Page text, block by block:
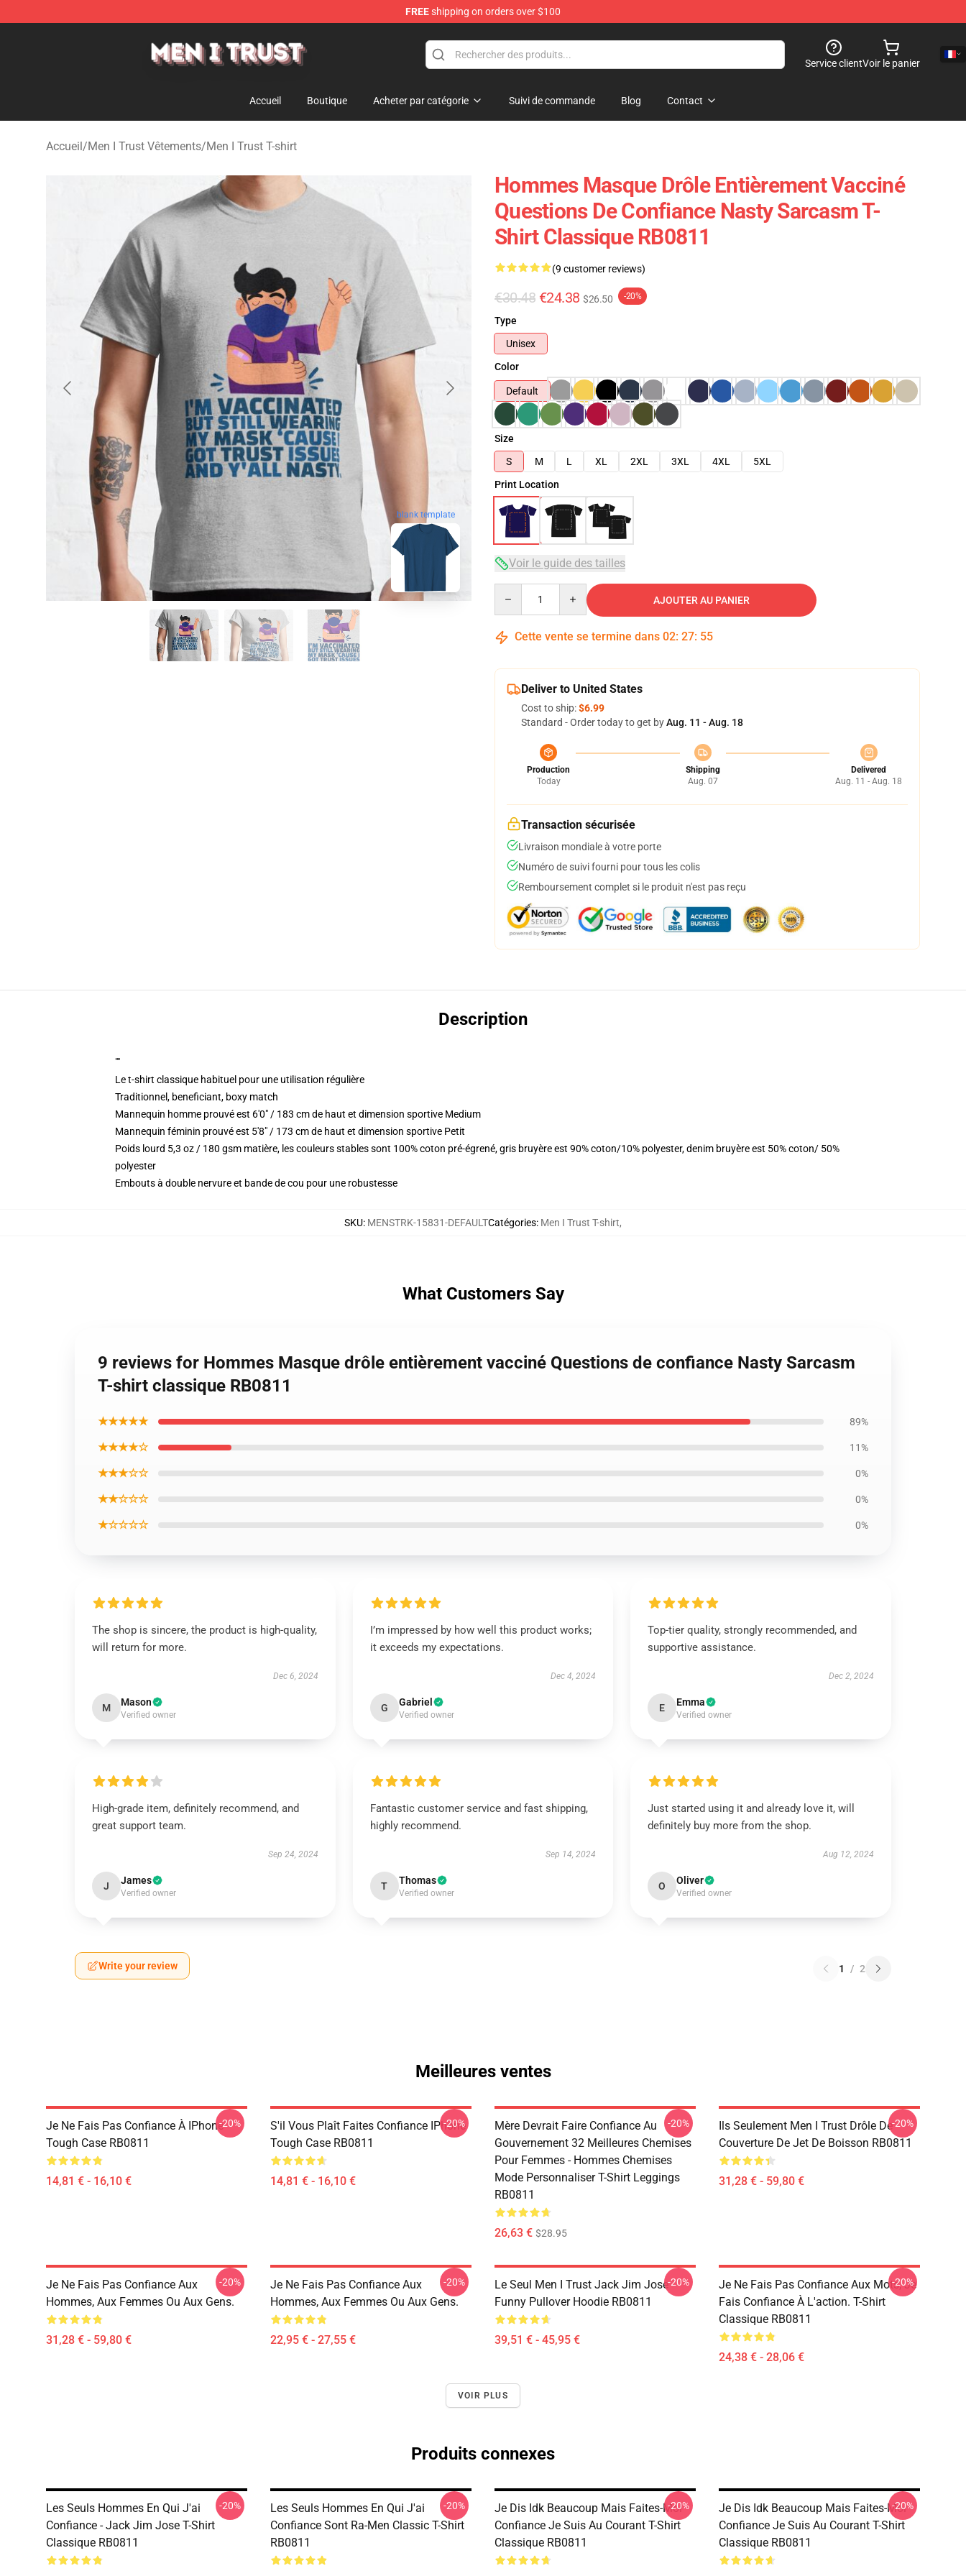
FREEshipping on orders over $100
Service clientVoir le panier
Accueil Boutique Acheter par catégorie Suivi de commande Blog Contact
Accueil/Men I Trust Vêtements/Men I Trust T-shirt
blank template
Hommes Masque Drôle Entièrement Vacciné
Questions De Confiance Nasty Sarcasm T-
Shirt Classique RB0811
(9 customer reviews)
€30.48 €24.38 $26.50 -20%
Type
Unisex
Color
Default
Size
S
M L XL 2XL 3XL 4XL
5XL
Print Location
Voir le guide des tailles
AJOUTER AU PANIER
Cette vente se termine dans 02: 27: 54
Deliver to United States
Cost to ship:$6.99
Standard - Order today to get byAug. 11 - Aug. 18
Production
Today
Shipping
Aug. 07
Delivered
Aug. 11 - Aug. 18
Transaction sécurisée
Livraison mondiale à votre porte
Numéro de suivi fourni pour tous les colis
Remboursement complet si le produit n'est pas reçu
Description
""
Le t-shirt classique habituel pour une utilisation régulière
Traditionnel, beneficiant, boxy match
Mannequin homme prouvé est 6'0" / 183 cm de haut et dimension sportive Medium
Mannequin féminin prouvé est 5'8" / 173 cm de haut et dimension sportive Petit
Poids lourd 5,3 oz / 180 gsm matière, les couleurs stables sont 100% coton pré-égrené, gris bruyère est 90% coton/10% polyester, denim bruyère est 50% coton/ 50%
polyester
Embouts à double nervure et bande de cou pour une robustesse
SKU: MENSTRK-15831-DEFAULTCatégories: Men I Trust T-shirt,
What Customers Say
9 reviews for Hommes Masque drôle entièrement vacciné Questions de confiance Nasty Sarcasm
T-shirt classique RB0811
★★★★★ 89%
★★★★☆ 11%
★★★☆☆ 0%
★★☆☆☆ 0%
★☆☆☆☆ 0%
The shop is sincere, the product is high-quality,
will return for more.
Dec 6, 2024
M Mason
Verified owner
I’m impressed by how well this product works;
it exceeds my expectations.
Dec 4, 2024
G Gabriel
Verified owner
Top-tier quality, strongly recommended, and
supportive assistance.
Dec 2, 2024
E Emma
Verified owner
High-grade item, definitely recommend, and
great support team.
Sep 24, 2024
J James
Verified owner
Fantastic customer service and fast shipping,
highly recommend.
Sep 14, 2024
T Thomas
Verified owner
Just started using it and already love it, will
definitely buy more from the shop.
Aug 12, 2024
O Oliver
Verified owner
Write your review 1 / 2
Meilleures ventes
Je Ne Fais Pas Confiance À IPhone
Tough Case RB0811
14,81 € - 16,10 €
-20%
S'il Vous Plaît Faites Confiance IPhone
Tough Case RB0811
14,81 € - 16,10 €
-20%
Mère Devrait Faire Confiance Au
Gouvernement 32 Meilleures Chemises
Pour Femmes - Hommes Chemises
Mode Personnaliser T-Shirt Leggings
RB0811
26,63 € $28.95
-20%
Ils Seulement Men I Trust Drôle De
Couverture De Jet De Boisson RB0811
31,28 € - 59,80 €
-20%
Je Ne Fais Pas Confiance Aux
Hommes, Aux Femmes Ou Aux Gens.
31,28 € - 59,80 €
-20%
Je Ne Fais Pas Confiance Aux
Hommes, Aux Femmes Ou Aux Gens.
22,95 € - 27,55 €
-20%
Le Seul Men I Trust Jack Jim Jose
Funny Pullover Hoodie RB0811
39,51 € - 45,95 €
-20%
Je Ne Fais Pas Confiance Aux Mots, Je
Fais Confiance À L'action. T-Shirt
Classique RB0811
24,38 € - 28,06 €
-20%
VOIR PLUS
Produits connexes
Les Seuls Hommes En Qui J'ai
Confiance - Jack Jim Jose T-Shirt
Classique RB0811
-20%
Les Seuls Hommes En Qui J'ai
Confiance Sont Ra-Men Classic T-Shirt
RB0811
-20%
Je Dis Idk Beaucoup Mais Faites-Moi
Confiance Je Suis Au Courant T-Shirt
Classique RB0811
-20%
Je Dis Idk Beaucoup Mais Faites-Moi
Confiance Je Suis Au Courant T-Shirt
Classique RB0811
-20%